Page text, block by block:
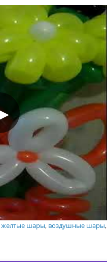
желтые шары, воздушные шары,